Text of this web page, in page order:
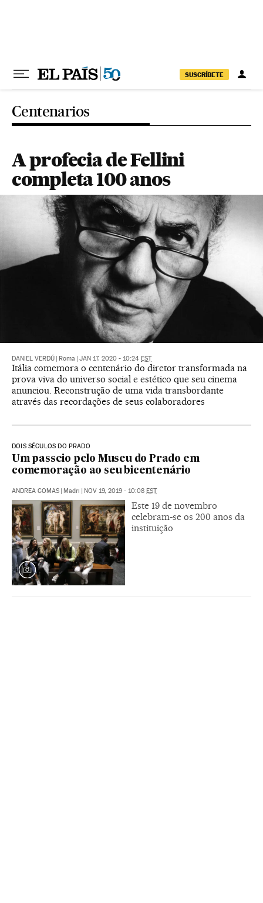
SUSCRÍBETE
Centenarios
A profecia de Fellini
completa 100 anos
DANIEL VERDÚ Roma JAN 17, 2020 - 10:24 EST
Itália comemora o centenário do diretor transformada na
prova viva do universo social e estético que seu cinema
anunciou. Reconstrução de uma vida transbordante
através das recordações de seus colaboradores
DOIS SÉCULOS DO PRADO
Um passeio pelo Museu do Prado em
comemoração ao seu bicentenário
ANDREA COMAS Madri NOV 19, 2019 - 10:08 EST
Este 19 de novembro
celebram-se os 200 anos da
instituição